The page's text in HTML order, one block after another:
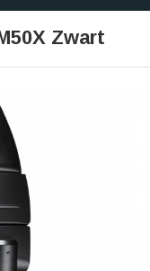
Zwart